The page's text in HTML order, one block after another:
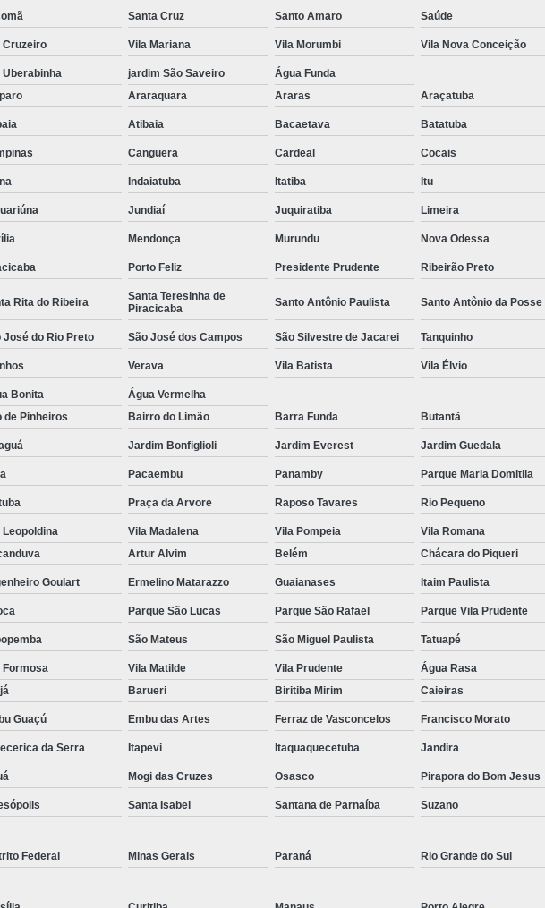
Santa Cruz Santo Amaro Saúde
Cruzeiro Vila Mariana Vila Morumbi Vila Nova Conceição
Uberabinha jardim São Saveiro
Água Funda
Araraquara Araras Araçatuba
Atibaia Bacaetava Batatuba
Canguera Cardeal Cocais
Indaiatuba Itatiba Itu
Jundiaí Juquiratiba Limeira
Mendonça Murundu Nova Odessa
Porto Feliz Presidente Prudente Ribeirão Preto
Rita do Ribeira
Santa Teresinha de
Piracicaba
Santo Antônio Paulista Santo Antônio da Posse
José do Rio Preto São José dos Campos São Silvestre de Jacarei Tanquinho
Verava Vila Batista Vila Élvio
Bonita
Água Vermelha
de Pinheiros Bairro do Limão Barra Funda Butantã
Jardim Bonfiglioli Jardim Everest Jardim Guedala
Pacaembu Panamby Parque Maria Domitila
Praça da Arvore Raposo Tavares Rio Pequeno
Leopoldina Vila Madalena Vila Pompeia Vila Romana
Artur Alvim Belém Chácara do Piqueri
Goulart Ermelino Matarazzo Guaianases Itaim Paulista
Parque São Lucas Parque São Rafael Parque Vila Prudente
São Mateus São Miguel Paulista Tatuapé
Formosa Vila Matilde Vila Prudente
Água Rasa
Barueri Biritiba Mirim Caieiras
Guaçú Embu das Artes Ferraz de Vasconcelos Francisco Morato
da Serra Itapevi Itaquaquecetuba Jandira
Mogi das Cruzes Osasco Pirapora do Bom Jesus
Santa Isabel Santana de Parnaíba Suzano
Federal Minas Gerais Paraná Rio Grande do Sul